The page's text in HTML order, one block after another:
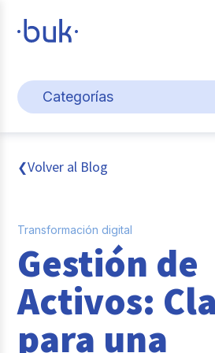
Perú
Categorías
Gestión de personas
Cultura y bienestar laboral
Transformación digital
Tendencias y data
Novedades
Entrevistas con expertos
❮Volver al Blog
Transformación digital
Gestión de
Activos:
para una